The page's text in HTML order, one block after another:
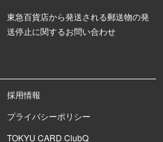
東急百貨店から発送される郵送物の発
送停止に関するお問い合わせ
採用情報
プライバシーポリシー
TOKYU CARD ClubQ